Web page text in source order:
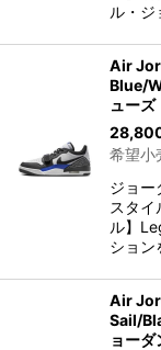
ル・
Air
Blue/
ューズ
希望小
ジョー
スタ
ル】
ション
Air
Sail/
ョーダ